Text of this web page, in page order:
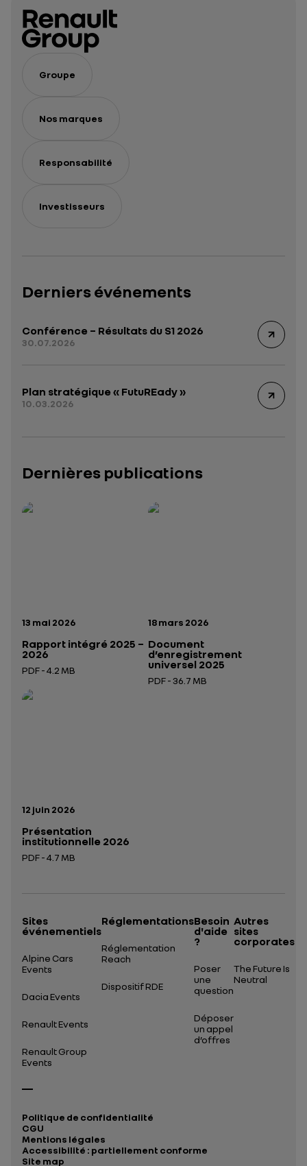
Groupe
Nos marques
Responsabilité
Investisseurs
Derniers événements
Conférence – Résultats du S1 2026
30.07.2026
Plan stratégique « FutuREady »
10.03.2026
Dernières publications
Date de publication:
13 mai 2026
Rapport intégré 2025 –
2026
PDF - 4.2 MB
Ouverture dans un nouvel onglet
Rapport intégré 2025 – 2026— données structurées (JSON)
Date de publication:
18 mars 2026
Document
d’enregistrement
universel 2025
PDF - 36.7 MB
Date de publication:
12 juin 2026
Présentation
institutionnelle 2026
PDF - 4.7 MB
Présentation institutionnelle 2026
Sites
événementiels
Alpine Cars
Events
Dacia Events
Renault Events
Renault Group
Events
Réglementations
Réglementation
Reach
Dispositif RDE
Besoin
d'aide
?
Poser
une
question
Déposer
un appel
d’offres
Autres
sites
corporates
The Future Is
Neutral
Politique de confidentialité
CGU
Mentions légales
Accessibilité : partiellement conforme
Site map